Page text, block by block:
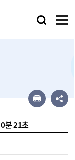
분 21초